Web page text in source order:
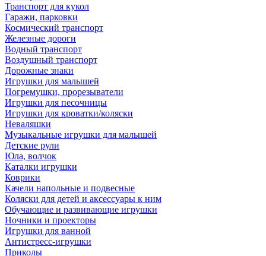
Транспорт для кукол
Гаражи, парковки
Космический транспорт
Железные дороги
Водный транспорт
Воздушный транспорт
Дорожные знаки
Игрушки для малышей
Погремушки, прорезыватели
Игрушки для песочницы
Игрушки для кроватки/коляски
Неваляшки
Музыкальные игрушки для малышей
Детские рули
Юла, волчок
Каталки игрушки
Коврики
Качели напольные и подвесные
Коляски для детей и аксессуары к ним
Обучающие и развивающие игрушки
Ночники и проекторы
Игрушки для ванной
Антистресс-игрушки
Приколы